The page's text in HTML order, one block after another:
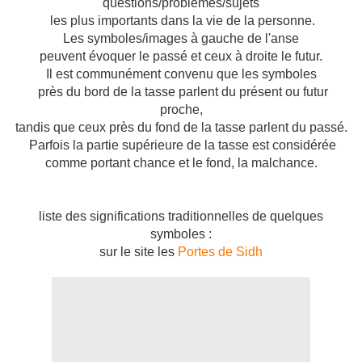
questions/problèmes/sujets
les plus importants dans la vie de la personne.
Les symboles/images à gauche de l'anse
peuvent évoquer le passé et ceux à droite le futur.
Il est communément convenu que les symboles
près du bord de la tasse parlent du présent ou futur
proche,
tandis que ceux près du fond de la tasse parlent du passé.
Parfois la partie supérieure de la tasse est considérée
comme portant chance et le fond, la malchance.
liste des significations traditionnelles de quelques
symboles :
sur le site les Portes de Sidh